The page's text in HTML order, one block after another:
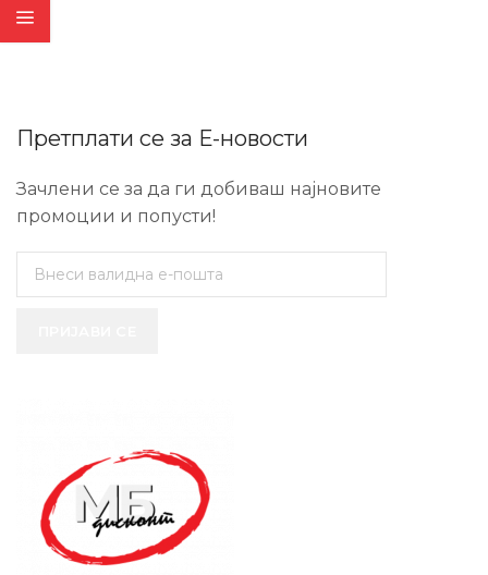
Претплати се за Е-новости
Зачлени се за да ги добиваш најновите
промоции и попусти!